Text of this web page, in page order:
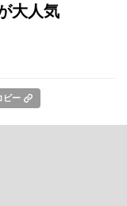
大人気
ピー